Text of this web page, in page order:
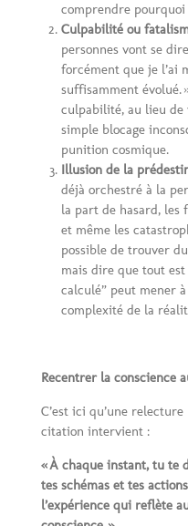
comprendre pourquoi
Culpabilité ou
personnes vont se
forcément que je l’ai
suffisamment évolué.
culpabilité, au lieu de
simple blocage
punition cosmique.
Illusion de la
déjà orchestré à la
la part de hasard, les
et même les
possible de trouver
mais dire que tout
calculé” peut mener
complexité de la
Recentrer la conscience
C’est ici qu’une
citation intervient :
«Àchaque instant, tu te
tes schémas et tes
l’expérience qui reflète